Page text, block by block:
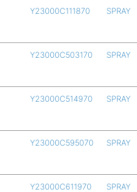
Y23000C111870 SPRAY
Y23000C503170 SPRAY
Y23000C514970 SPRAY
Y23000C595070 SPRAY
Y23000C611970 SPRAY